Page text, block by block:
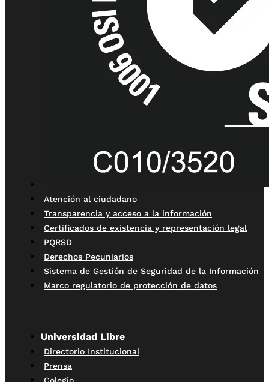
Atención al ciudadano
Transparencia y acceso a la información
Certificados de existencia y representación legal
PQRSD
Derechos Pecuniarios
Sistema de Gestión de Seguridad de la Información
Marco regulatorio de protección de datos
Universidad Libre
Directorio Institucional
Prensa